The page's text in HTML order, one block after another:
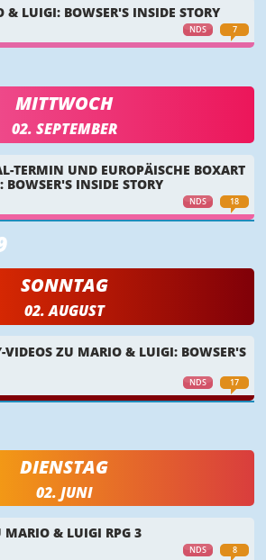
NDS 7
& LUIGI: BOWSER'S INSIDE STORY
MITTWOCH
02. SEPTEMBER
NDS 18
TERMIN UND EUROPÄISCHE BOXART
INSIDE STORY
SONNTAG
02. AUGUST
NDS 17
VIDEOS ZU MARIO & LUIGI: BOWSER'S
DIENSTAG
02. JUNI
NDS 8
MARIO & LUIGI RPG 3